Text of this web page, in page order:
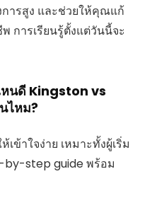
ารสูง และช่วยให้คุณแก้
การเรียนรู้ตั้งแต่วันนี้จะ
หนดี Kingston vs
ไหม?
ข้าใจง่าย เหมาะทั้งผู้เริ่ม
step guide พร้อม